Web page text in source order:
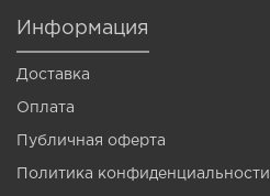
Информация
Доставка
Оплата
Публичная оферта
Политика конфиденциальности